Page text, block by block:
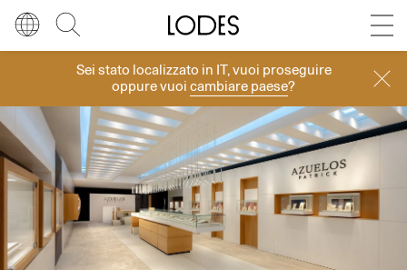
Sei stato localizzato in IT, vuoi proseguire
oppure vuoicambiare paese?
LinguaItaliano
Italiano
English
Français
Deutsch
Regione Europa
Europa
Nord America
Resto del mondo
Store locator Press room
Diesel Living with Lodes
Progetti